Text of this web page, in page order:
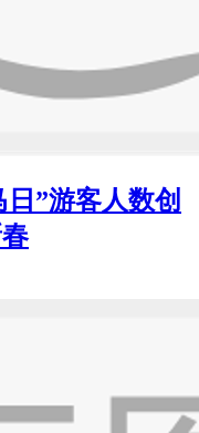
”游客人数创